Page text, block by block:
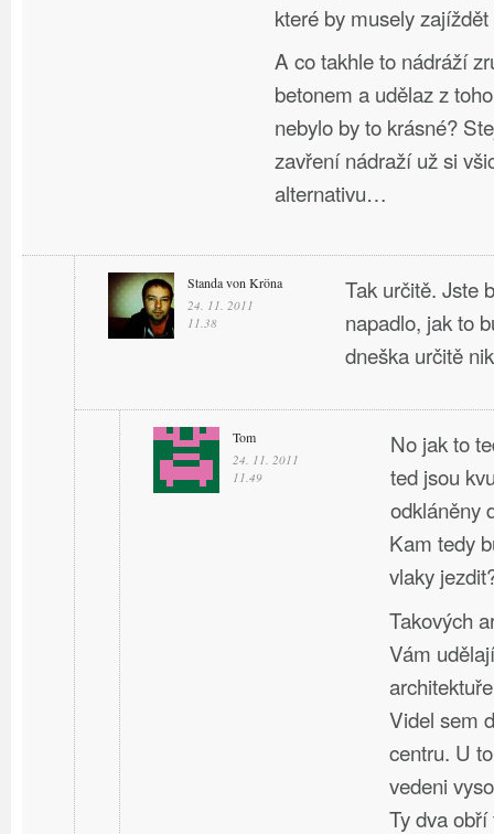
které by musely
A co takhle to nádráží
betonem a udělaz z
nebylo by to krásné?
zavření nádraží už si
alternativu…
Standa von Kröna
24. 11. 2011
11.38
Tak určitě. Jste
napadlo, jak to
dneška určitě
Tom
24. 11. 2011
11.49
No jak to
ted jsou
odkláněny
Kam tedy
vlaky
Takových
Vám
Videl sem
centru. U
vedeni
Ty dva